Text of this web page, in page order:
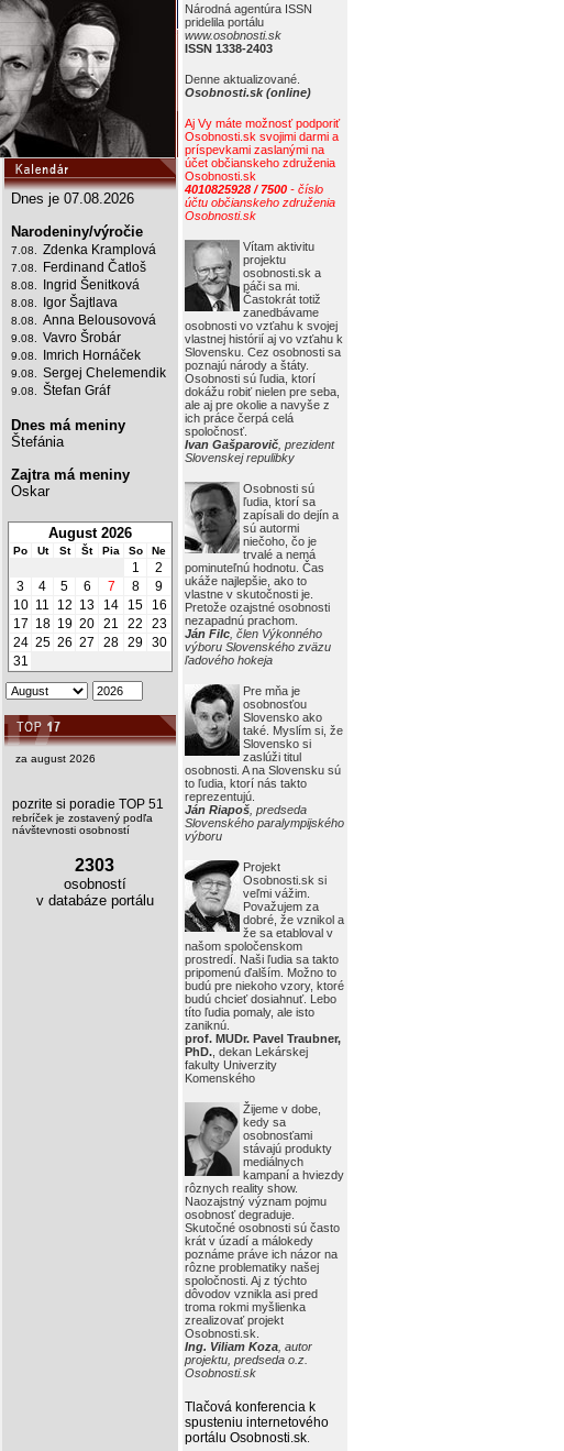
Národná agentúra ISSN
pridelila portálu
www.osobnosti.sk
ISSN 1338-2403
Denne aktualizované.
Osobnosti.sk (online)
Aj Vy máte možnosť podporiť
Osobnosti.sk svojimi darmi a
príspevkami zaslanými na
účet občianskeho združenia
Osobnosti.sk
4010825928 / 7500 - číslo
účtu občianskeho združenia
Osobnosti.sk
Vítam aktivitu
projektu
osobnosti.sk a
páči sa mi.
Častokrát totiž
zanedbávame
osobnosti vo vzťahu k svojej
vlastnej histórií aj vo vzťahu k
Slovensku. Cez osobnosti sa
poznajú národy a štáty.
Osobnosti sú ľudia, ktorí
dokážu robiť nielen pre seba,
ale aj pre okolie a navyše z
ich práce čerpá celá
spoločnosť.
Ivan Gašparovič , prezident
Slovenskej repulibky
Osobnosti sú
ľudia, ktorí sa
zapísali do dejín a
sú autormi
niečoho, čo je
trvalé a nemá
pominuteľnú hodnotu. Čas
ukáže najlepšie, ako to
vlastne v skutočnosti je.
Pretože ozajstné osobnosti
nezapadnú prachom.
Ján Filc , člen Výkonného
výboru Slovenského zväzu
ľadového hokeja
Pre mňa je
osobnosťou
Slovensko ako
také. Myslím si, že
Slovensko si
zaslúži titul
osobnosti. A na Slovensku sú
to ľudia, ktorí nás takto
reprezentujú.
Ján Riapoš , predseda
Slovenského paralympijského
výboru
Projekt
Osobnosti.sk si
veľmi vážim.
Považujem za
dobré, že vznikol a
že sa etabloval v
našom spoločenskom
prostredí. Naši ľudia sa takto
pripomenú ďalším. Možno to
budú pre niekoho vzory, ktoré
budú chcieť dosiahnuť. Lebo
títo ľudia pomaly, ale isto
zaniknú.
prof. MUDr. Pavel Traubner,
PhD. , dekan Lekárskej
fakulty Univerzity
Komenského
Žijeme v dobe,
kedy sa
osobnosťami
stávajú produkty
mediálnych
kampaní a hviezdy
rôznych reality show.
Naozajstný význam pojmu
osobnosť degraduje.
Skutočné osobnosti sú často
krát v úzadí a málokedy
poznáme práve ich názor na
rôzne problematiky našej
spoločnosti. Aj z týchto
dôvodov vznikla asi pred
troma rokmi myšlienka
zrealizovať projekt
Osobnosti.sk.
Ing. Viliam Koza , autor
projektu, predseda o.z.
Osobnosti.sk
Tlačová konferencia k
spusteniu internetového
portálu Osobnosti.sk
Dnes je 07.08.2026
Narodeniny/výročie
7.08. Zdenka Kramplová
7.08. Ferdinand Čatloš
8.08. Ingrid Šenitková
8.08. Igor Šajtlava
8.08. Anna Belousovová
9.08. Vavro Šrobár
9.08. Imrich Hornáček
9.08. Sergej Chelemendik
9.08. Štefan Gráf
Dnes má meniny
Štefánia
Zajtra má meniny
Oskar
August 2026
Po Ut St Št Pia So Ne
1
2
3
4 5 6 7 8
9
10 11 12 13 14 15
16
17 18 19 20 21 22
23
24 25 26 27 28 29 30
31
za august 2026
pozrite si poradie TOP 51
rebríček je zostavený podľa
návštevnosti osobností
2303
osobností
v databáze portálu